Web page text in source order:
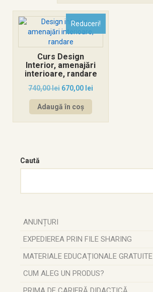
Reduceri!
Curs Design
Interior, amenajări
interioare, randare
740,00lei 670,00 lei
Adaugă în coș
Caută
ANUNȚURI
EXPEDIEREA PRIN FILE SHARING
MATERIALE EDUCAȚIONALE GRATUITE
CUM ALEG UN PRODUS?